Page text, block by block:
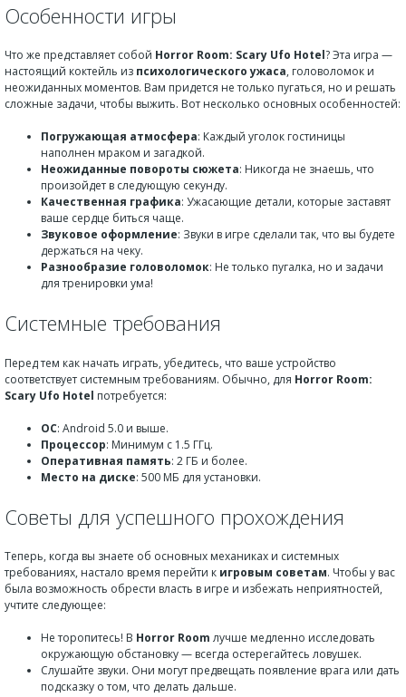
Особенности игры
Что же представляет собой Horror Room: Scary Ufo Hotel? Эта игра —
настоящий коктейль из психологического ужаса, головоломок и
неожиданных моментов. Вам придется не только пугаться, но и решать
сложные задачи, чтобы выжить. Вот несколько основных особенностей:
Погружающая атмосфера: Каждый уголок гостиницы
наполнен мраком и загадкой.
Неожиданные повороты сюжета: Никогда не знаешь, что
произойдет в следующую секунду.
Качественная графика: Ужасающие детали, которые заставят
ваше сердце биться чаще.
Звуковое оформление: Звуки в игре сделали так, что вы будете
держаться на чеку.
Разнообразие головоломок: Не только пугалка, но и задачи
для тренировки ума!
Системные требования
Перед тем как начать играть, убедитесь, что ваше устройство
соответствует системным требованиям. Обычно, для Horror Room:
Scary Ufo Hotel потребуется:
ОС: Android 5.0 и выше.
Процессор: Минимум с 1.5 ГГц.
Оперативная память: 2 ГБ и более.
Место на диске: 500 МБ для установки.
Советы для успешного прохождения
Теперь, когда вы знаете об основных механиках и системных
требованиях, настало время перейти к игровым советам. Чтобы у вас
была возможность обрести власть в игре и избежать неприятностей,
учтите следующее:
Не торопитесь! В Horror Room лучше медленно исследовать
окружающую обстановку — всегда остерегайтесь ловушек.
Слушайте звуки. Они могут предвещать появление врага или дать
подсказку о том, что делать дальше.